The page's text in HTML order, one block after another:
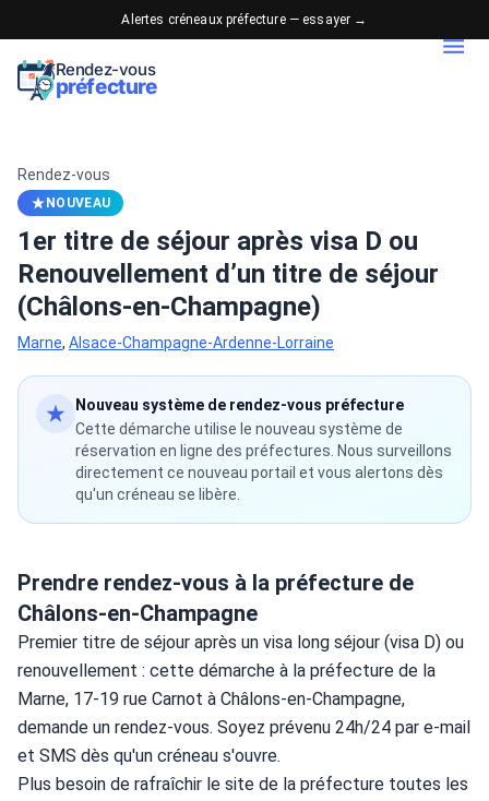
Alertes créneaux préfecture — essayer →
Rendez-vous
préfecture
Rendez-vous
NOUVEAU
1er titre de séjour après visa D ou
Renouvellement d’un titre de séjour
(Châlons-en-Champagne)
Marne, Alsace-Champagne-Ardenne-Lorraine
Nouveau système de rendez-vous préfecture
Cette démarche utilise le nouveau système de
réservation en ligne des préfectures. Nous surveillons
directement ce nouveau portail et vous alertons dès
qu'un créneau se libère.
Prendre rendez-vous à la préfecture de
Châlons-en-Champagne
Premier titre de séjour après un visa long séjour (visa D) ou
renouvellement : cette démarche à la préfecture de la
Marne, 17-19 rue Carnot à Châlons-en-Champagne,
demande un rendez-vous. Soyez prévenu 24h/24 par e-mail
et SMS dès qu'un créneau s'ouvre.
Plus besoin de rafraîchir le site de la préfecture toutes les